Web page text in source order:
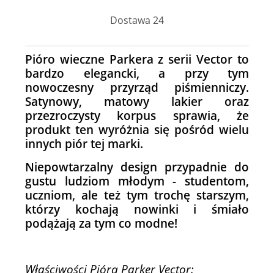
Dostawa 24
Pióro wieczne Parkera z serii Vector to
bardzo elegancki, a przy tym
nowoczesny przyrząd piśmienniczy.
Satynowy, matowy lakier oraz
przezroczysty korpus sprawia, że
produkt ten wyróżnia się pośród wielu
innych piór tej marki.
Niepowtarzalny design przypadnie do
gustu ludziom młodym - studentom,
uczniom, ale też tym trochę starszym,
którzy kochają nowinki i śmiało
podążają za tym co modne!
Właściwości Pióra Parker Vector: